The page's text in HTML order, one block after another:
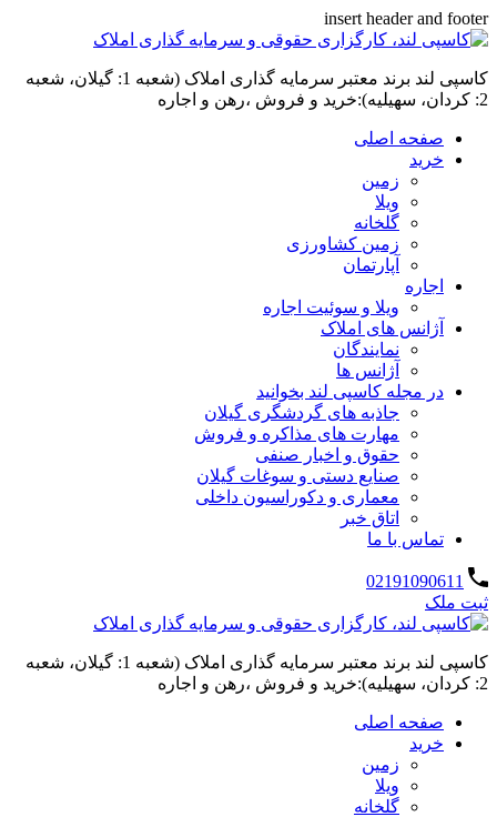
insert header and footer
کاسپی لند برند معتبر سرمایه گذاری املاک (شعبه 1: گیلان، شعبه
2: کردان، سهیلیه):خرید و فروش ،رهن و اجاره
صفحه اصلی
خرید
زمین
ویلا
گلخانه
زمین کشاورزی
آپارتمان
اجاره
ویلا و سوئیت اجاره
آژانس های املاک
نمایندگان
آژانس ها
در مجله کاسپی لند بخوانید
جاذبه های گردشگری گیلان
مهارت های مذاکره و فروش
حقوق و اخبار صنفی
صنایع دستی و سوغات گیلان
معماری و دکوراسیون داخلی
اتاق خبر
تماس با ما
02191090611
ثبت ملک
کاسپی لند برند معتبر سرمایه گذاری املاک (شعبه 1: گیلان، شعبه
2: کردان، سهیلیه):خرید و فروش ،رهن و اجاره
صفحه اصلی
خرید
زمین
ویلا
گلخانه